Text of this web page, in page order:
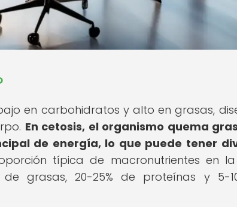
en carbohidratos y alto en grasas,
En cetosis, el organismo quema
de energía, lo que puede tener
típica de macronutrientes en
grasas, 20-25% de proteínas y 5-